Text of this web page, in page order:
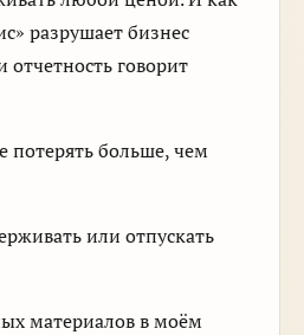
разрушает бизнес
отчетность говорит
потерять больше, чем
или отпускать
материалов в моём